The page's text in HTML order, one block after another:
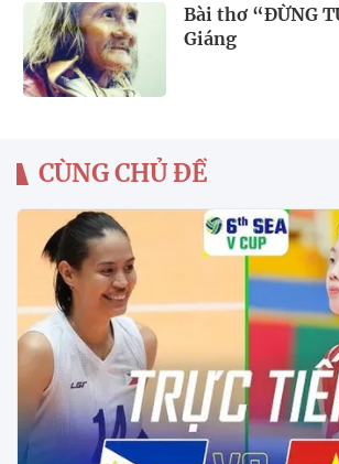
Bài thơ “ĐỪNG
Giáng
CÙNG CHỦ ĐỀ